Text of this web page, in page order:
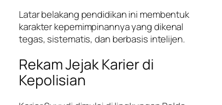
Latar belakang pendidikan ini membentuk
karakter kepemimpinannya yang dikenal
tegas, sistematis, dan berbasis intelijen.
Rekam Jejak Karier di
Kepolisian